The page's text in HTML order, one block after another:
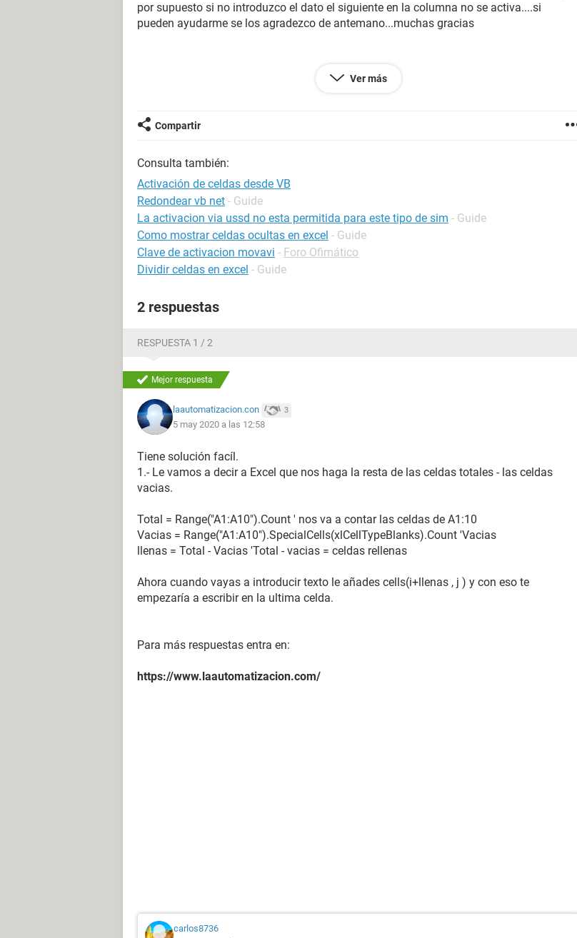
por supuesto si no introduzco el dato el siguiente en la columna no se activa....si
pueden ayudarme se los agradezco de antemano...muchas gracias
Ver más
Compartir
Consulta también:
Activación de celdas desde VB
Redondear vb net - Guide
La activacion via ussd no esta permitida para este tipo de sim - Guide
Como mostrar celdas ocultas en excel - Guide
Clave de activacion movavi - Foro Ofimático
Dividir celdas en excel - Guide
2 respuestas
RESPUESTA 1 / 2
Mejor respuesta
laautomatizacion.con 3
5 may 2020 a las 12:58
Tiene solución facíl.
1.- Le vamos a decir a Excel que nos haga la resta de las celdas totales - las celdas
vacias.
Total = Range("A1:A10").Count ' nos va a contar las celdas de A1:10
Vacias = Range("A1:A10").SpecialCells(xlCellTypeBlanks).Count 'Vacias
llenas = Total - Vacias 'Total - vacias = celdas rellenas
Ahora cuando vayas a introducir texto le añades cells(i+llenas , j ) y con eso te
empezaría a escribir en la ultima celda.
Para más respuestas entra en:
https://www.laautomatizacion.com/
carlos8736